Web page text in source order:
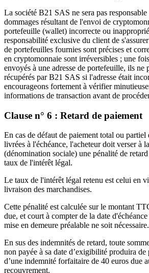
La société B21 SAS ne sera pas responsable
dommages résultant de l'envoi de
portefeuille (wallet) incorrecte ou
responsabilité exclusive du client de
de portefeuilles fournies sont précises et
en cryptomonnaie sont irréversibles ; une
envoyés à une adresse de portefeuille, ils ne
récupérés par B21 SAS si l'adresse était
encourageons fortement à vérifier
informations de transaction avant de
Clause n° 6 : Retard de paiement
En cas de défaut de paiement total ou partiel
livrées à l'échéance, l'acheteur doit verser à
(dénomination sociale) une pénalité de
taux de l'intérêt légal.
Le taux de l'intérêt légal retenu est celui en
livraison des marchandises.
Cette pénalité est calculée sur le montant
due, et court à compter de la date
mise en demeure préalable ne soit nécessaire.
En sus des indemnités de retard, toute
non payée à sa date d’exigibilité produira
d’une indemnité forfaitaire de 40 euros due
recouvrement.